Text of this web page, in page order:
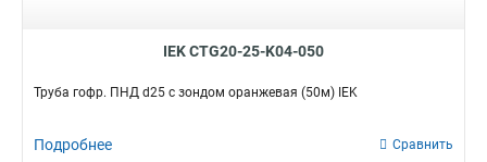
IEK CTG20-25-K04-050
Труба гофр. ПНД d25 с зондом оранжевая (50м) IEK
Подробнее Сравнить